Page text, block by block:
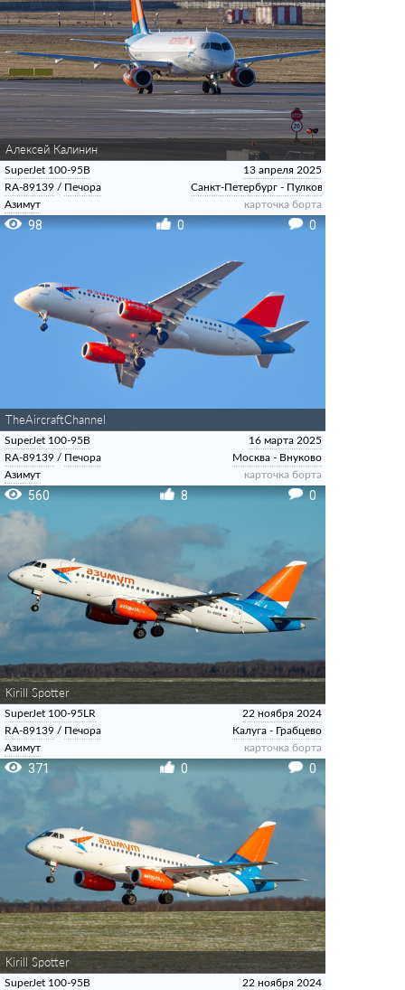
Алексей Калинин
SuperJet 100-95B
RA-89139 / Печора
Азимут
13 апреля 2025
Санкт-Петербург - Пулково
карточка борта
98 0 0
TheAircraftChannel
SuperJet 100-95B
RA-89139 / Печора
Азимут
16 марта 2025
Москва - Внуково
карточка борта
560 8 0
Kirill Spotter
SuperJet 100-95LR
RA-89139 / Печора
Азимут
22 ноября 2024
Калуга - Грабцево
карточка борта
371 0 0
Kirill Spotter
SuperJet 100-95B
22 ноября 2024